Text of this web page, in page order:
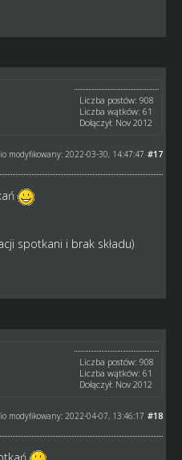
Liczba postów: 908
Liczba wątków: 61
Dołączył: Nov 2012
#17
modyfikowany: 2022-03-30, 14:47:47
spotkani i brak składu)
Liczba postów: 908
Liczba wątków: 61
Dołączył: Nov 2012
#18
modyfikowany: 2022-04-07, 13:46:17